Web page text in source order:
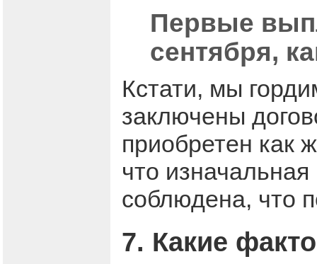
Первые
сентября,
Кстати, мы
заключены
приобретен как
что
соблюдена, что
7. Какие